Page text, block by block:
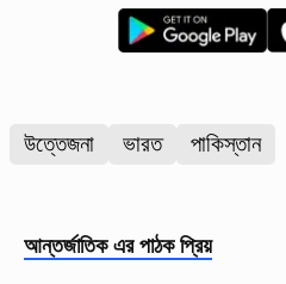
উত্তেজনা ভারত পাকিস্তান
আন্তর্জাতিক এর পাঠক প্রিয়